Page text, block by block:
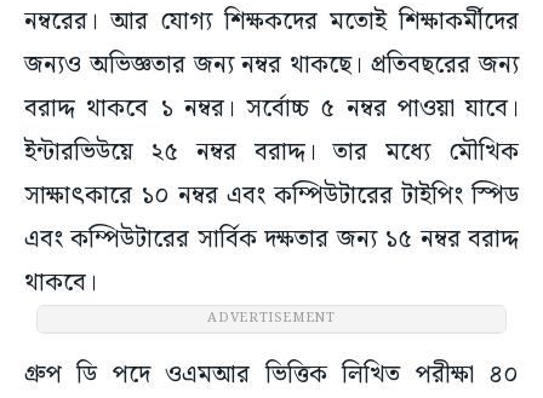
নম্বরের। আর যোগ্য শিক্ষকদের মতোই শিক্ষাকর্মীদের
জন্যও অভিজ্ঞতার জন্য নম্বর থাকছে। প্রতিবছরের জন্য
বরাদ্দ থাকবে ১ নম্বর। সর্বোচ্চ ৫ নম্বর পাওয়া যাবে।
ইন্টারভিউয়ে ২৫ নম্বর বরাদ্দ। তার মধ্যে মৌখিক
সাক্ষাৎকারে ১০ নম্বর এবং কম্পিউটারের টাইপিং স্পিড
এবং কম্পিউটারের সার্বিক দক্ষতার জন্য ১৫ নম্বর বরাদ্দ
থাকবে।
ADVERTISEMENT
গ্রুপ ডি পদে ওএমআর ভিত্তিক লিখিত পরীক্ষা ৪০